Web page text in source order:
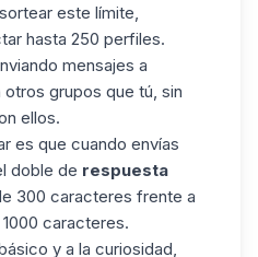
este límite,
hasta 250 perfiles.
mensajes a
grupos que tú, sin
ellos.
es que cuando envías
doble de respuesta
300 caracteres frente a
caracteres.
y a la curiosidad,